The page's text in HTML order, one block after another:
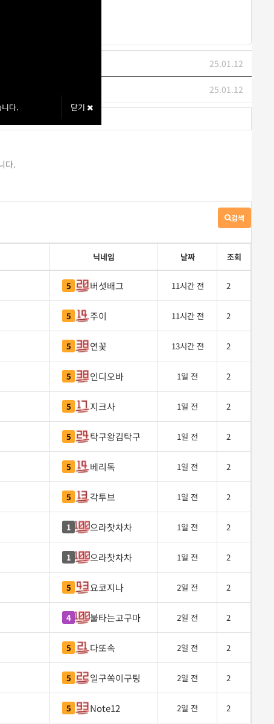
다. 닫기
25.01.12
25.01.12
다.
검색
게
판
검
닉네임 날짜 조회
5 버섯배그 11시간 전 2
5 주이 11시간 전 2
5 연꽃 13시간 전 2
5 인디오바 1일 전 2
5 지크사 1일 전 2
5 탁구왕김탁구 1일 전 2
5 베리독 1일 전 2
5 각투브 1일 전 2
1 으라찻차차 1일 전 2
1 으라찻차차 1일 전 2
5 요코지나 2일 전 2
4 불타는고구마 2일 전 2
5 다또속 2일 전 2
5 일구쏙이구팅 2일 전 2
5 Note12 2일 전 2